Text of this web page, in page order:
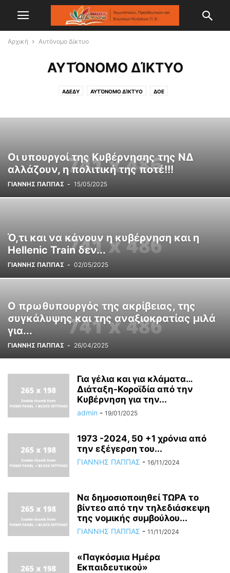
Αρχική Αυτόνομο Δίκτυο
ΑΥΤΌΝΟΜΟ ΔΊΚΤΥΟ
ΑΔΕΔΥ ΑΥΤΌΝΟΜΟ ΔΊΚΤΥΟ ΔΟΕ
Οι υπουργοί της Κυβέρνησης της ΝΔ
αλλάζουν, η πολιτική της ποτέ!!!
ΓΙΑΝΝΗΣ ΠΑΠΠΑΣ - 15/05/2025
Ό,τι και να κάνουν η κυβέρνηση και η
Hellenic Train δεν...
ΓΙΑΝΝΗΣ ΠΑΠΠΑΣ - 02/05/2025
Ο πρωθυπουργός της ακρίβειας, της
συγκάλυψης και της αναξιοκρατίας μιλά
για...
ΓΙΑΝΝΗΣ ΠΑΠΠΑΣ - 26/04/2025
Για γέλια και για κλάματα…
Διάταξη-Κοροϊδία από την
Κυβέρνηση για την...
admin - 19/01/2025
1973 -2024, 50 +1 χρόνια από
την εξέγερση του...
ΓΙΑΝΝΗΣ ΠΑΠΠΑΣ - 16/11/2024
Να δημοσιοποιηθεί ΤΩΡΑ το
βίντεο από την τηλεδιάσκεψη
της νομικής συμβούλου...
ΓΙΑΝΝΗΣ ΠΑΠΠΑΣ - 11/11/2024
«Παγκόσμια Ημέρα
Εκπαιδευτικού»